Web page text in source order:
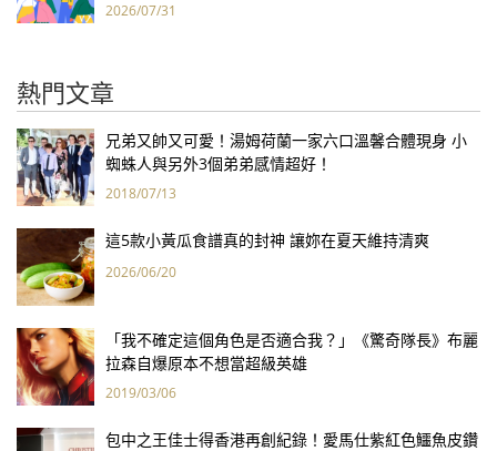
2026/07/31
熱門文章
兄弟又帥又可愛！湯姆荷蘭一家六口溫馨合體現身 小
蜘蛛人與另外3個弟弟感情超好！
2018/07/13
這5款小黃瓜食譜真的封神 讓妳在夏天維持清爽
2026/06/20
「我不確定這個角色是否適合我？」《驚奇隊長》布麗
拉森自爆原本不想當超級英雄
2019/03/06
包中之王佳士得香港再創紀錄！愛馬仕紫紅色鱷魚皮鑽